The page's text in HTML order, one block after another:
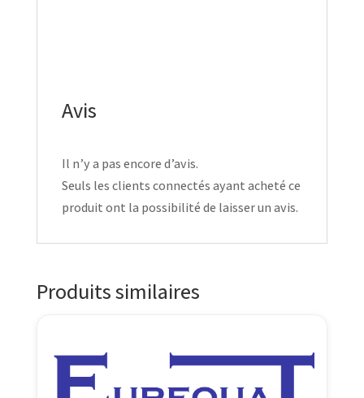
Avis
Il n’y a pas encore d’avis.
Seuls les clients connectés ayant acheté ce
produit ont la possibilité de laisser un avis.
Produits similaires